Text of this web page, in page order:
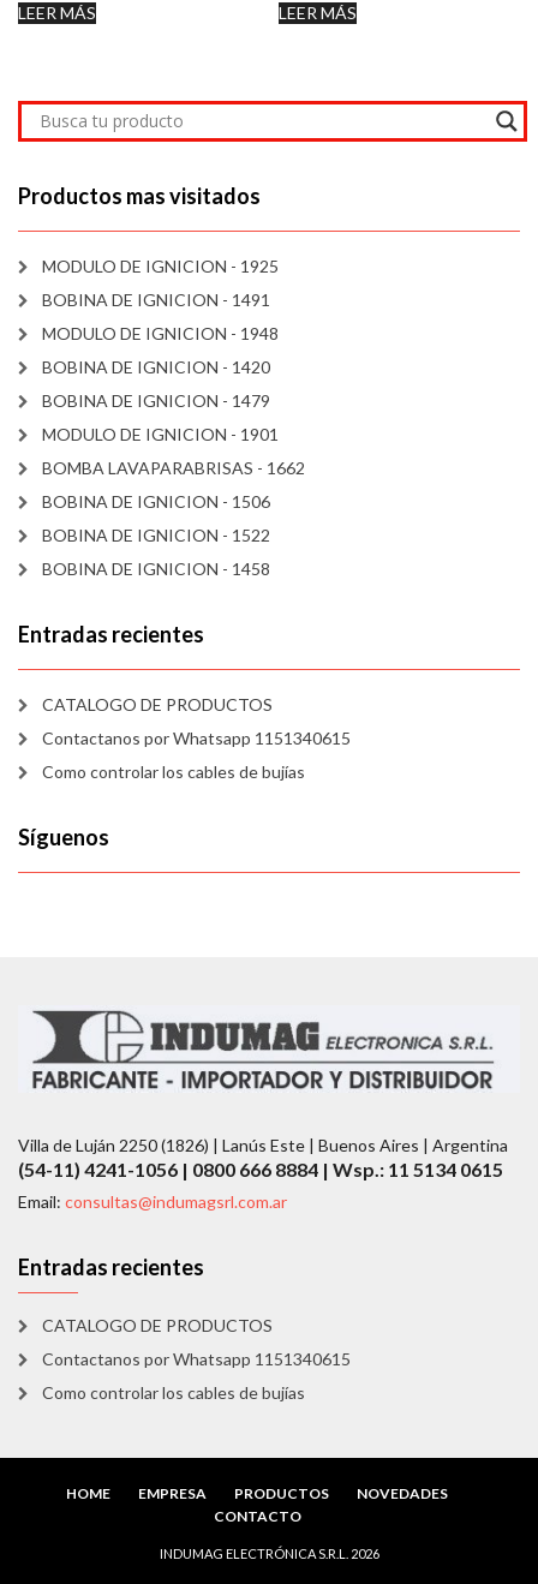
LEER MÁS LEER MÁS
Productos mas visitados
MODULO DE IGNICION - 1925
BOBINA DE IGNICION - 1491
MODULO DE IGNICION - 1948
BOBINA DE IGNICION - 1420
BOBINA DE IGNICION - 1479
MODULO DE IGNICION - 1901
BOMBA LAVAPARABRISAS - 1662
BOBINA DE IGNICION - 1506
BOBINA DE IGNICION - 1522
BOBINA DE IGNICION - 1458
Entradas recientes
CATALOGO DE PRODUCTOS
Contactanos por Whatsapp 1151340615
Como controlar los cables de bujías
Síguenos
Villa de Luján 2250 (1826) | Lanús Este | Buenos Aires | Argentina
(54-11) 4241-1056 | 0800 666 8884 | Wsp.: 11 5134 0615
Email: consultas@indumagsrl.com.ar
Entradas recientes
CATALOGO DE PRODUCTOS
Contactanos por Whatsapp 1151340615
Como controlar los cables de bujías
HOME EMPRESA PRODUCTOS
NOVEDADES
CONTACTO
INDUMAG ELECTRÓNICA S.R.L. 2026